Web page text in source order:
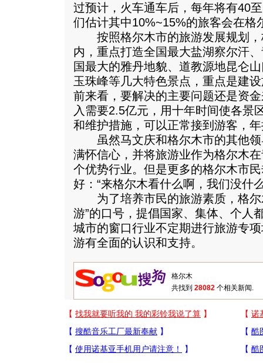
过预计，火车通车后，每年将有40
们估计其中10%~15%的旅客会在格
按照格尔木市的旅游发展规划，
内，重点打造全国最大盐湖察尔汗
国最大的雅丹地貌、道教源地昆仑
玉珠峰等几大特色景点，重点是建
前来看，要解决的主要问题还是资
入需要2.5亿元，用十年时间使各景
和维护措施，可以正常接到游客，
虽然马文庆和格尔木市的其他领
满怀信心，并将旅游业作为格尔木
个优势行业。但是更多的格尔木市
好：“来格尔木看什么啊，我们没什
为了培养市民的旅游素质，格尔
游”的口号，提倡国家、集体、个人
城市的窗口行业不定期进行旅游专
游有全面的认识和支持。
共找到 28082 个相关新闻.